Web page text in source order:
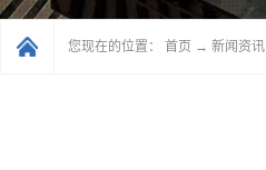
您现在的位置： 首页 → 新闻资讯